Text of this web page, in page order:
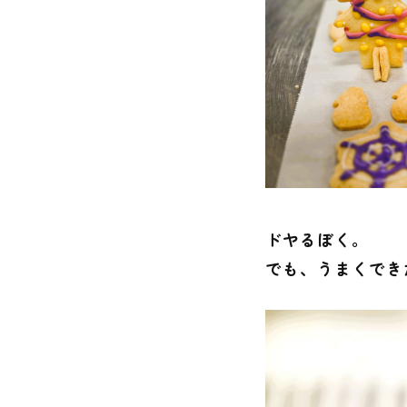
ドヤるぼく。
でも、うまくで